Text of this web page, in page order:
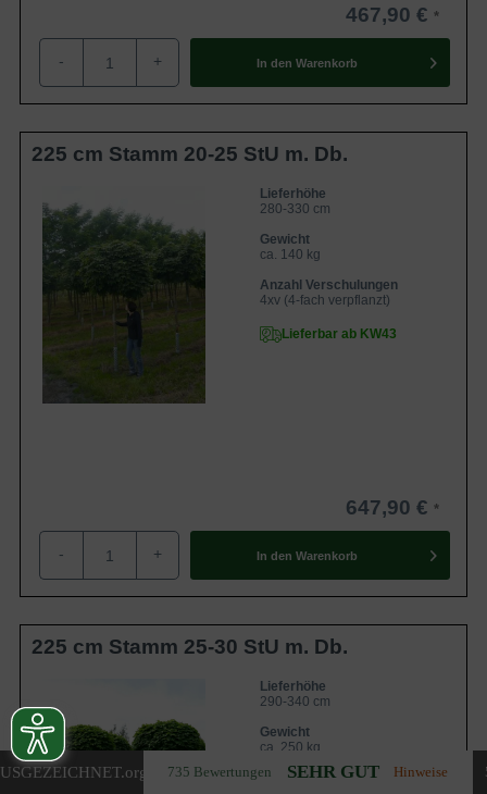
.org 735 Bewertungen SEHR GUT Hinweise
467,90 €
- + In den Warenkorb
225 cm Stamm 20-25 StU m. Db.
Lieferhöhe
280-330 cm
Gewicht
ca. 140 kg
Anzahl Verschulungen
4xv (4-fach verpflanzt)
Lieferbar ab KW43
647,90 €
- + In den Warenkorb
225 cm Stamm 25-30 StU m. Db.
Lieferhöhe
290-340 cm
Gewicht
ca. 250 kg
Anzahl Verschulungen